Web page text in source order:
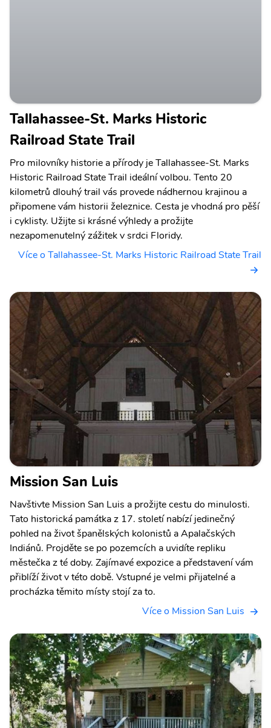
Tallahassee-St. Marks Historic
Railroad State Trail
Pro milovníky historie a přírody je Tallahassee-St. Marks
Historic Railroad State Trail ideální volbou. Tento 20
kilometrů dlouhý trail vás provede nádhernou krajinou a
připomene vám historii železnice. Cesta je vhodná pro pěší
i cyklisty. Užijte si krásné výhledy a prožijte
nezapomenutelný zážitek v srdci Floridy.
Více o Tallahassee-St. Marks Historic Railroad State Trail
Mission San Luis
Navštivte Mission San Luis a prožijte cestu do minulosti.
Tato historická památka z 17. století nabízí jedinečný
pohled na život španělských kolonistů a Apalačských
Indiánů. Projděte se po pozemcích a uvidíte repliku
městečka z té doby. Zajímavé expozice a představení vám
přiblíží život v této době. Vstupné je velmi přijatelné a
procházka těmito místy stojí za to.
Více o Mission San Luis